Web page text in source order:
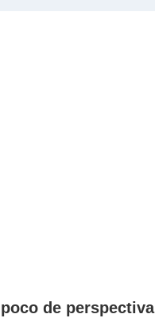
de perspectiva